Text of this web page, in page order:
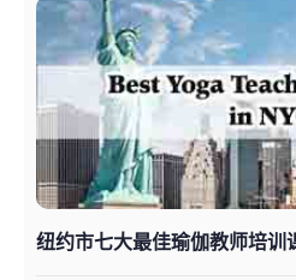
纽约市七大最佳瑜伽教师培训